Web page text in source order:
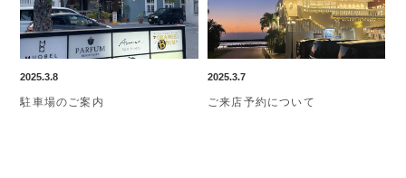
2025.3.8
駐車場のご案内
2025.3.7
ご来店予約について